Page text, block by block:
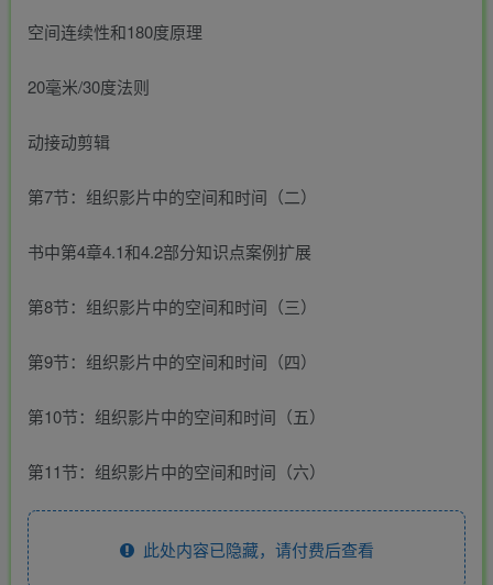
空间连续性和180度原理
20毫米/30度法则
动接动剪辑
第7节：组织影片中的空间和时间（二）
书中第4章4.1和4.2部分知识点案例扩展
第8节：组织影片中的空间和时间（三）
第9节：组织影片中的空间和时间（四）
第10节：组织影片中的空间和时间（五）
第11节：组织影片中的空间和时间（六）
此处内容已隐藏，请付费后查看